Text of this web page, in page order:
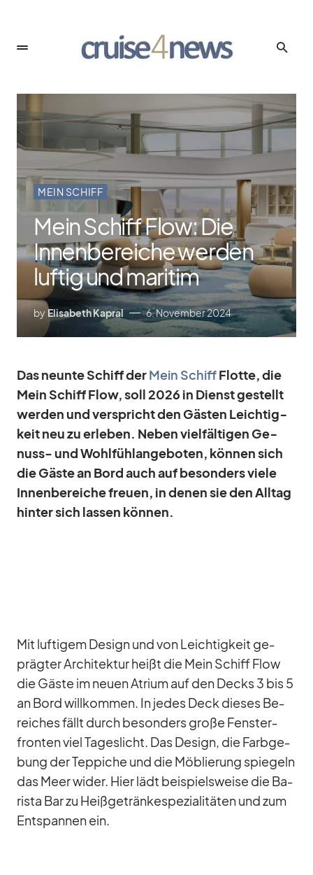
MEIN SCHIFF
Mein Schiff Flow: Die
Innenbereiche werden
luftig und maritim
by Elisabeth Kapral 6. November 2024
Das neunte Schiff derMein SchiffFlotte, die
Mein Schiff Flow, soll 2026 in Dienst ge­stellt
wer­den und ver­spricht den Gäs­ten Leich­tig­
keit neu zu er­le­ben. Ne­ben viel­fäl­ti­gen Ge­
nuss- und Wohl­fühl­an­ge­bo­ten, kön­nen sich
die Gäste an Bord auch auf be­son­ders viele
In­nen­be­rei­che freuen, in de­nen sie den All­tag
hin­ter sich las­sen kön­nen.
Mit luf­ti­gem De­sign und von Leich­tig­keit ge­
präg­ter Ar­chi­tek­tur heißt die Mein Schiff Flow
die Gäste im neuen Atrium auf den Decks 3 bis 5
an Bord will­kom­men. In je­des Deck die­ses Be­
rei­ches fällt durch be­son­ders große Fens­ter­
fron­ten viel Ta­ges­licht. Das De­sign, die Farb­ge­
bung der Tep­pi­che und die Mö­blie­rung spie­geln
das Meer wi­der. Hier lädt bei­spiels­weise die Ba­
rista Bar zu Heiß­ge­trän­ke­spe­zia­li­tä­ten und zum
Ent­span­nen ein.